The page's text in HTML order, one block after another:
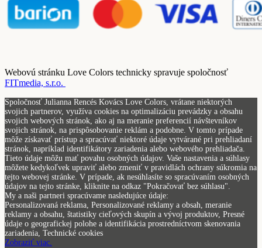
Webovú stránku Love Colors technicky spravuje spoločnosť
FITmedia, s.r.o.
Spoločnosť Julianna Rencés Kovács Love Colors, vrátane niektorých
svojich partnerov, využíva cookies na optimalizáciu prevádzky a obsahu
svojich webových stránok, ako aj na meranie preferencií návštevníkov
svojich stránok, na prispôsobovanie reklám a podobne. V tomto prípade
môže získavať prístup a spracúvať niektoré údaje vytvárané pri prehliadaní
stránok, napríklad identifikátory zariadenia alebo webového prehliadača.
Tieto údaje môžu mať povahu osobných údajov. Vaše nastavenia a súhlasy
môžete kedykoľvek upraviť alebo zmeniť v pravidlách ochrany súkromia na
tejto webovej stránke. V prípade, ak nesúhlasíte so spracúvaním osobných
údajov na tejto stránke, kliknite na odkaz "Pokračovať bez súhlasu".
My a naši partneri spracúvame nasledujúce údaje:
Personalizovaná reklama, Personalizované reklamy a obsah, meranie
reklamy a obsahu, štatistiky cieľových skupín a vývoj produktov, Presné
údaje o geografickej polohe a identifikácia prostredníctvom skenovania
zariadenia, Technické cookies
Zobraziť viac.